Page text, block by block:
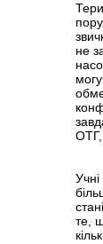
не
ОТГ,
те,